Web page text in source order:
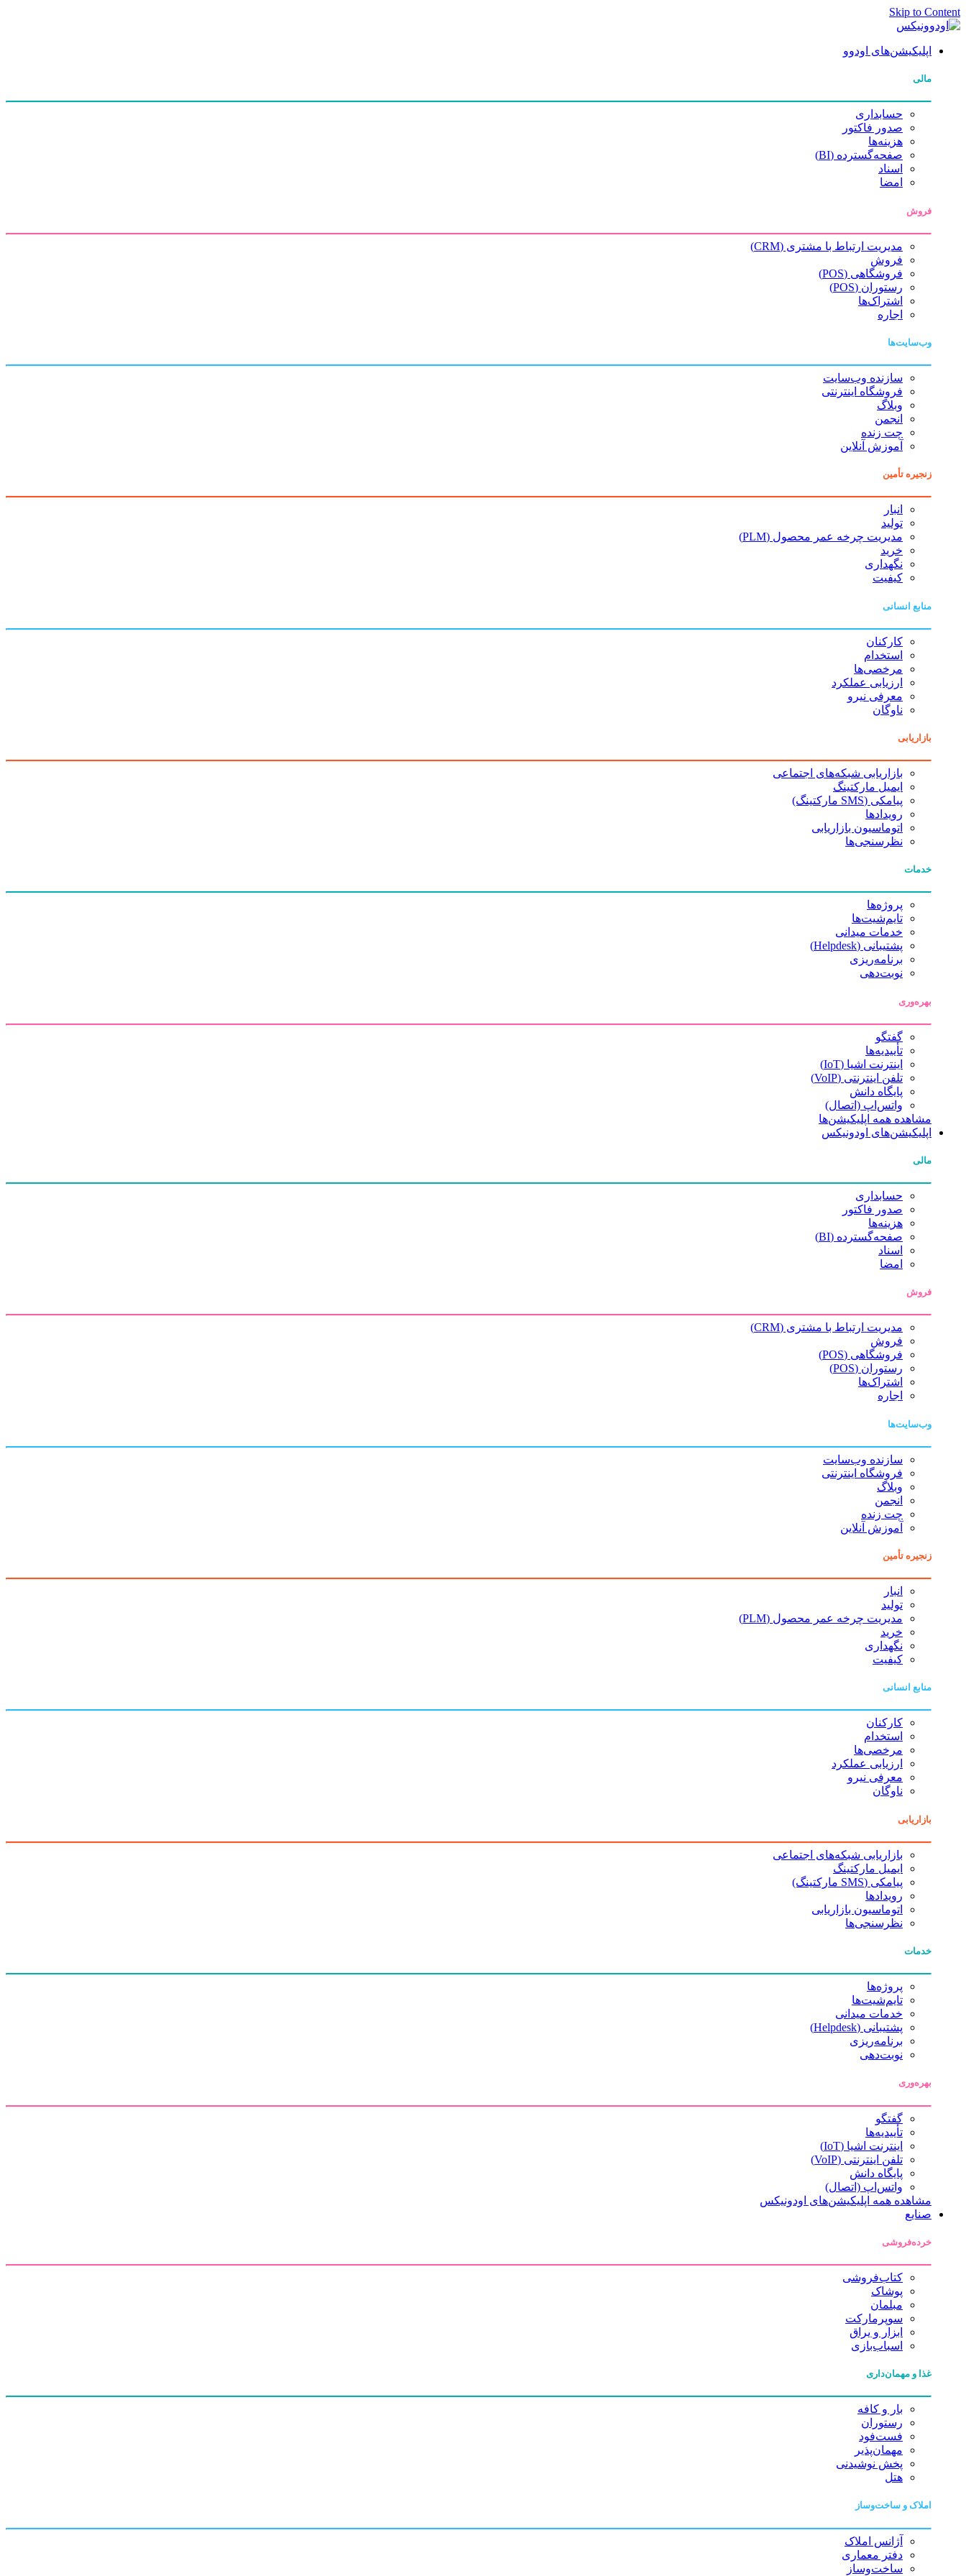
Skip to Content
اپلیکیشن‌های اودوو
مالی
حسابداری
صدور فاکتور
هزینه‌ها
صفحه‌گسترده (BI)
اسناد
امضا
فروش
مدیریت ارتباط با مشتری (CRM)
فروش
فروشگاهی (POS)
رستوران (POS)
اشتراک‌ها
اجاره
وب‌سایت‌ها
سازنده وب‌سایت
فروشگاه اینترنتی
وبلاگ
انجمن
چت زنده
آموزش آنلاین
زنجیره تأمین
انبار
تولید
مدیریت چرخه عمر محصول (PLM)
خرید
نگهداری
کیفیت
منابع انسانی
کارکنان
استخدام
مرخصی‌ها
ارزیابی عملکرد
معرفی نیرو
ناوگان
بازاریابی
بازاریابی شبکه‌های اجتماعی
ایمیل مارکتینگ
پیامکی (SMS مارکتینگ)
رویدادها
اتوماسیون بازاریابی
نظرسنجی‌ها
خدمات
پروژه‌ها
تایم‌شیت‌ها
خدمات میدانی
پشتیبانی (Helpdesk)
برنامه‌ریزی
نوبت‌دهی
بهره‌وری
گفتگو
تأییدیه‌ها
اینترنت اشیا (IoT)
تلفن اینترنتی (VoIP)
پایگاه دانش
واتس‌اپ (اتصال)
مشاهده همه اپلیکیشن‌ها
اپلیکیشن‌های اودونیکس
مالی
حسابداری
صدور فاکتور
هزینه‌ها
صفحه‌گسترده (BI)
اسناد
امضا
فروش
مدیریت ارتباط با مشتری (CRM)
فروش
فروشگاهی (POS)
رستوران (POS)
اشتراک‌ها
اجاره
وب‌سایت‌ها
سازنده وب‌سایت
فروشگاه اینترنتی
وبلاگ
انجمن
چت زنده
آموزش آنلاین
زنجیره تأمین
انبار
تولید
مدیریت چرخه عمر محصول (PLM)
خرید
نگهداری
کیفیت
منابع انسانی
کارکنان
استخدام
مرخصی‌ها
ارزیابی عملکرد
معرفی نیرو
ناوگان
بازاریابی
بازاریابی شبکه‌های اجتماعی
ایمیل مارکتینگ
پیامکی (SMS مارکتینگ)
رویدادها
اتوماسیون بازاریابی
نظرسنجی‌ها
خدمات
پروژه‌ها
تایم‌شیت‌ها
خدمات میدانی
پشتیبانی (Helpdesk)
برنامه‌ریزی
نوبت‌دهی
بهره‌وری
گفتگو
تأییدیه‌ها
اینترنت اشیا (IoT)
تلفن اینترنتی (VoIP)
پایگاه دانش
واتس‌اپ (اتصال)
مشاهده همه اپلیکیشن‌های اودونیکس
صنایع
خرده‌فروشی
کتاب‌فروشی
پوشاک
مبلمان
سوپرمارکت
ابزار و یراق
اسباب‌بازی
غذا و مهمان‌داری
بار و کافه
رستوران
فست‌فود
مهمان‌پذیر
پخش نوشیدنی
هتل
املاک و ساخت‌وساز
آژانس املاک
دفتر معماری
ساخت‌وساز